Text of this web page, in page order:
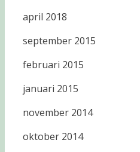
april 2018
september 2015
februari 2015
januari 2015
november 2014
oktober 2014